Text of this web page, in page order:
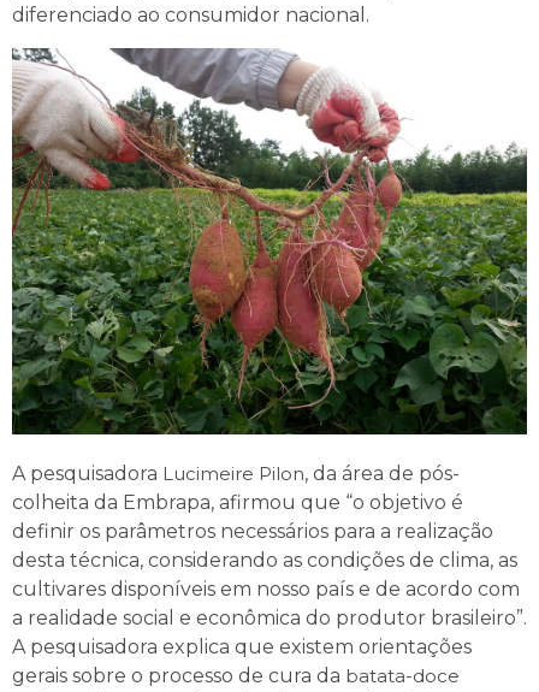
diferenciado ao consumidor nacional.
A pesquisadora Lucimeire Pilon, da área de pós-
colheita da Embrapa, afirmou que “o objetivo é
definir os parâmetros necessários para a realização
desta técnica, considerando as condições de clima, as
cultivares disponíveis em nosso país e de acordo com
a realidade social e econômica do produtor brasileiro”.
A pesquisadora explica que existem orientações
gerais sobre o processo de cura da batata-doce